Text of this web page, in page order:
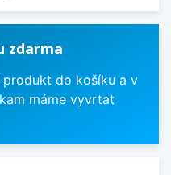
zdarma
do košíku a v
máme vyvrtat